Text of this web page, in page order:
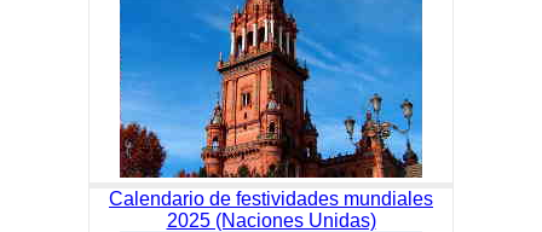
Calendario de festividades mundiales
2025 (Naciones Unidas)